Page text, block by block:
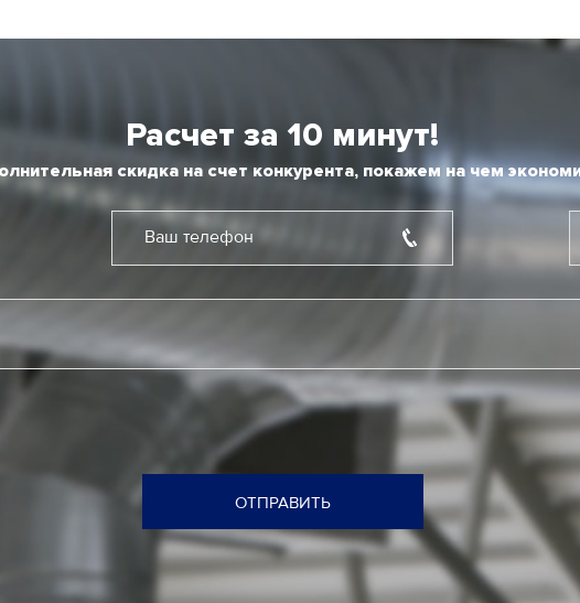
Расчет за 10 минут!
скидка на счет конкурента, покажем на чем
Ваш телефон
ОТПРАВИТЬ